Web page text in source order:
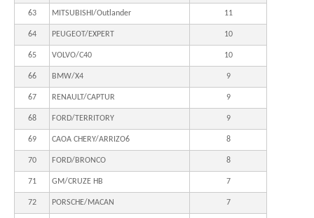
63 MITSUBISHI/Outlander 11
64 PEUGEOT/EXPERT 10
65 VOLVO/C40 10
66 BMW/X4 9
67 RENAULT/CAPTUR 9
68 FORD/TERRITORY 9
69 CAOA CHERY/ARRIZO6 8
70 FORD/BRONCO 8
71 GM/CRUZE HB 7
72 PORSCHE/MACAN 7